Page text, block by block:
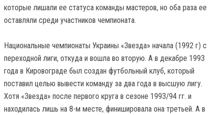
которые лишали ее статуса команды мастеров, но оба раза ее
оставляли среди участников чемпионата.
Национальные чемпионаты Украины «Звезда» начала (1992 г) с
переходной лиги, откуда и вошла во вторую. А в декабре 1993
года в Кировограде был создан футбольный клуб, который
поставил целью вывести команду за два года в высшую лигу.
Хотя «Звезда» после первого круга в сезоне 1993/94 гг. и
находилась лишь на 8-м месте, финишировала она третьей. А в